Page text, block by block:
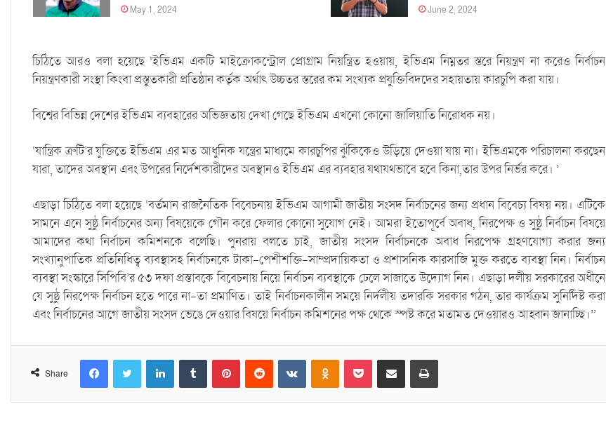
May 1, 2024 June 2, 2024
চিঠিতে আরও বলা হয়েছে ‘ইভিএম একটি মাইক্রোকন্ট্রোল প্রোগ্রাম নিয়ন্ত্রিত হওয়ায়, ইভিএম নিম্নতর স্তরে নিয়ন্ত্রণ না করেও নির্বাচন
নিয়ন্ত্রণকারী সংস্থা কিংবা প্রস্তুতকারী প্রতিষ্ঠান কর্তৃক অর্থাৎ উচ্চতর স্তরের কম সংখ্যক প্রযুক্তিবিদদের সহায়তায় কারচুপি করা যায়।
বিশ্বের বিভিন্ন দেশের ইভিএম ব্যবহারের অভিজ্ঞতায় দেখা গেছে ইভিএম এখনো কোনো জালিয়াতি নিরোধক নয়।
‘যান্ত্রিক ত্রুটি’র যুক্তিতে ইভিএম এর মত আধুনিক যন্ত্রের মাধ্যমে কারচুপির ঝুঁকিকেও উড়িয়ে দেওয়া যায় না। ইভিএমকে পরিচালনা করছেন
যারা, তাদের অবস্থান এবং উপরের নির্দেশকারীদের অবস্থানও ইভিএম এর ব্যবহার যথাযথভাবে হবে কিনা,তার উপর নির্ভর করে। ‘
এছাড়া চিঠিতে বলা হয়েছে ‘বর্তমান রাজনৈতিক বিবেচনায় ইভিএম আগামী জাতীয় সংসদ নির্বাচনের জন্য প্রধান বিবেচ্য বিষয় নয়। এটিকে
সামনে এনে সুষ্ঠু নির্বাচনের অন্য বিষয়েকে গৌন করে ফেলার কোনো সুযোগ নেই। আমরা ইতোপূর্বে অবাধ, নিরপেক্ষ ও সুষ্ঠু নির্বাচন বিষয়ে
আমাদের কথা নির্বাচন কমিশনকে বলেছি। পুনরায় বলতে চাই, জাতীয় সংসদ নির্বাচনকে অবাধ নিরপেক্ষ গ্রহণযোগ্য করার জন্য
সংখ্যানুপাতিক প্রতিনিধিত্ব ব্যবস্থাসহ নির্বাচনকে টাকা-পেশীশক্তি-সাম্প্রদায়িকতা ও প্রশাসনিক কারসাজি মুক্ত করতে ব্যবস্থা নিন। নির্বাচন
ব্যবস্থা সংস্কারে সিপিবি’র ৫৩ দফা প্রস্তাবকে বিবেচনায় নিয়ে নির্বাচন ব্যবস্থাকে ঢেলে সাজাতে উদ্যোগ নিন। এছাড়া দলীয় সরকারের অধীনে
যে সুষ্ঠু নিরপেক্ষ নির্বাচন হতে পারে না-তা প্রমাণিত। তাই নির্বাচনকালীন সময়ে নির্দলীয় তদারকি সরকার গঠন, তার কার্যক্রম সুনির্দিষ্ট করা
এবং নির্বাচনের আগে জাতীয় সংসদ ভেঙে দেওয়ার বিষয়ে নির্বাচন কমিশনের পক্ষ থেকে স্পষ্ট করে মতামত দেওয়ারও আহ্বান জানাচ্ছি।’’
Share